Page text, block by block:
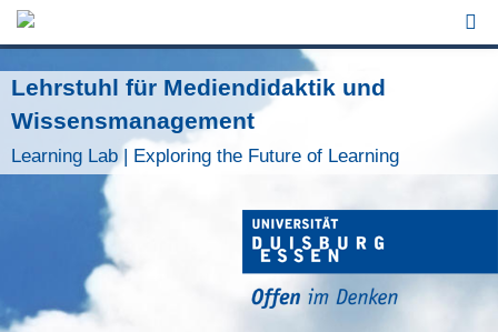
Jump to Navigation
Lehrstuhl für Mediendidaktik und
Wissensmanagement
Learning Lab | Exploring the Future of Learning